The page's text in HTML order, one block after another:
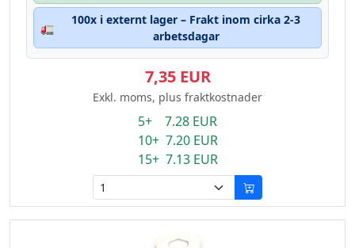
🚛
100x i externt lager – Frakt inom cirka 2-3
arbetsdagar
7,35 EUR
Exkl. moms, plus fraktkostnader
5+ 7.28 EUR
10+ 7.20 EUR
15+ 7.13 EUR